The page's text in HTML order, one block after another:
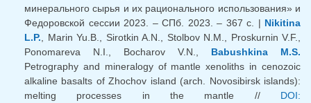
минерального сырья и их рационального использования» и
Федоровской сессии 2023. – СПб. 2023. – 367 с. | Nikitina
L.P. , Marin Yu.B., Sirotkin A.N., Stolbov N.M., Proskurnin V.F.,
Ponomareva N.I., Bocharov V.N., Babushkina M.S.
Petrography and mineralogy of mantle xenoliths in cenozoic
alkaline basalts of Zhochov island (arch. Novosibirsk islands):
melting processes in the mantle // DOI: